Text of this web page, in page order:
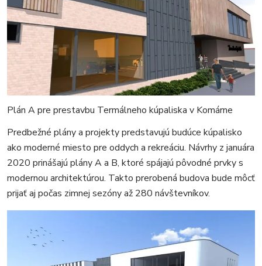
Plán A pre prestavbu Termálneho kúpaliska v Komárne
Predbežné plány a projekty predstavujú budúce kúpalisko
ako moderné miesto pre oddych a rekreáciu. Návrhy z januára
2020 prinášajú plány A a B, ktoré spájajú pôvodné prvky s
modernou architektúrou. Takto prerobená budova bude môcť
prijať aj počas zimnej sezóny až 280 návštevníkov.